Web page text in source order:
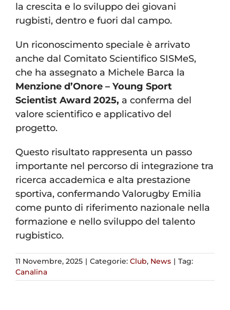
la crescita e lo sviluppo dei giovani
rugbisti, dentro e fuori dal campo.
Un riconoscimento speciale è arrivato
anche dal Comitato Scientifico SISMeS,
che ha assegnato a Michele Barca la
Menzione d’Onore – Young Sport
Scientist Award 2025, a conferma del
valore scientifico e applicativo del
progetto.
Questo risultato rappresenta un passo
importante nel percorso di integrazione tra
ricerca accademica e alta prestazione
sportiva, confermando Valorugby Emilia
come punto di riferimento nazionale nella
formazione e nello sviluppo del talento
rugbistico.
11 Novembre, 2025 | Categorie: Club, News | Tag:
Canalina